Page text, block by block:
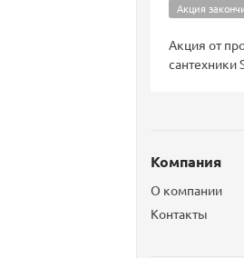
Акция
Акция от
сантехники
Компания
О компании
Контакты